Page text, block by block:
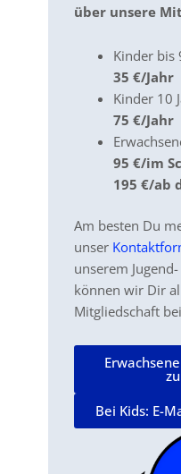
über unsere
Kinder bis
35 €/Jahr
Kinder 10
75 €/Jahr
95 €/im
195 €/ab
Am besten Du
unser
unserem
können wir Dir
Mitgliedschaft
Bei Kids: E-